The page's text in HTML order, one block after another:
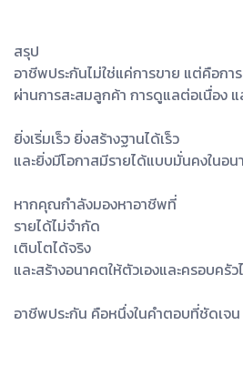
สรุป
อาชีพประกันไม่ใช่แค่การขาย แต่คือการ
ผ่านการสะสมลูกค้า การดูแลต่อเนื่อง
ยิ่งเริ่มเร็ว ยิ่งสร้างฐานได้เร็ว
และยิ่งมีโอกาสมีรายได้แบบมั่นคงในอ
หากคุณกำลังมองหาอาชีพที่
รายได้ไม่จำกัด
เติบโตได้จริง
และสร้างอนาคตให้ตัวเองและครอบครัว
อาชีพประกัน คือหนึ่งในคำตอบที่ชัดเจน